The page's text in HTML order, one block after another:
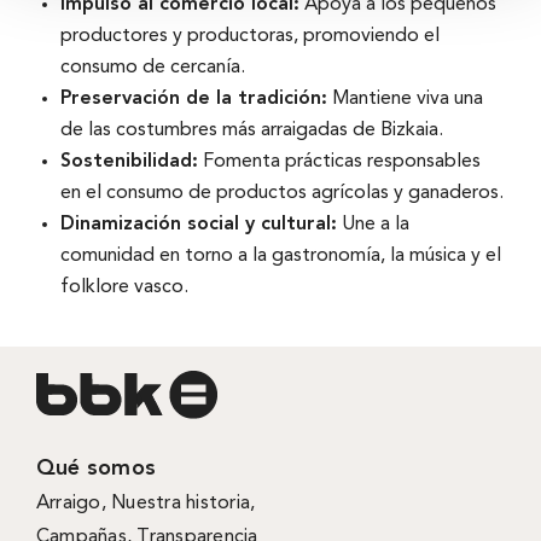
Impulso al comercio local: Apoya a los pequeños
productores y productoras, promoviendo el
consumo de cercanía.
Preservación de la tradición: Mantiene viva una
de las costumbres más arraigadas de Bizkaia.
Sostenibilidad: Fomenta prácticas responsables
en el consumo de productos agrícolas y ganaderos.
Dinamización social y cultural: Une a la
comunidad en torno a la gastronomía, la música y el
folklore vasco.
Qué somos
Arraigo, Nuestra historia,